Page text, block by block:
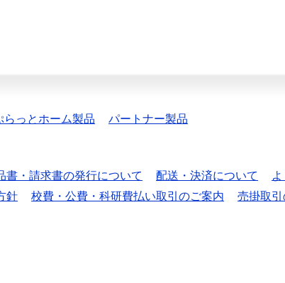
らっとホーム製品 パートナー製品
書・請求書の発行について 配送・決済について
針 校費・公費・科研費払い取引のご案内 売掛取